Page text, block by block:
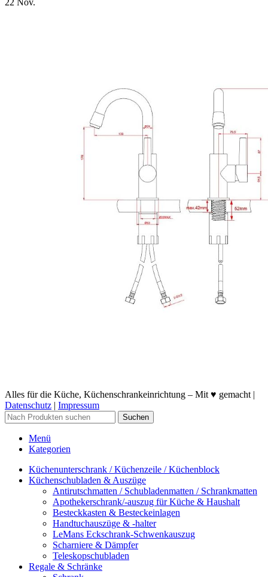
Alles für die Küche, Küchenschrankeinrichtung – Mit ♥ gemacht |
Datenschutz | Impressum
Suchen
Menü
Kategorien
Küchenunterschrank / Küchenzeile / Küchenblock
Küchenschubladen & Auszüge
Antirutschmatten / Schubladenmatten / Schrankmatten
Apothekerschrank/-auszug für Küche & Haushalt
Besteckkasten & Besteckeinlagen
Handtuchauszüge & -halter
LeMans Eckschrank-Schwenkauszug
Scharniere & Dämpfer
Teleskopschubladen
Regale & Schränke